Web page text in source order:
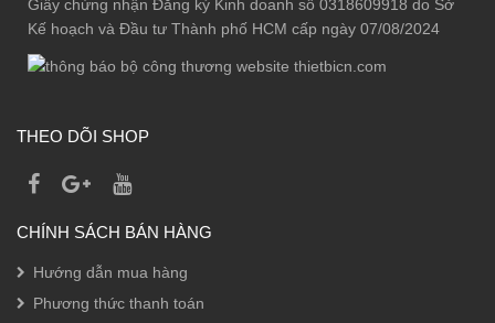
Giấy chứng nhận Đăng ký Kinh doanh số 0318609918 do Sở
Kế hoạch và Đầu tư Thành phố HCM cấp ngày 07/08/2024
THEO DÕI SHOP
CHÍNH SÁCH BÁN HÀNG
Hướng dẫn mua hàng
Phương thức thanh toán